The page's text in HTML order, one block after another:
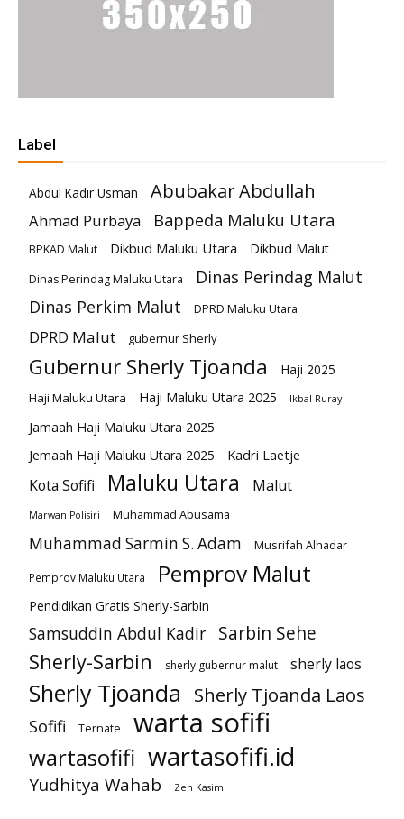
Label
Abdul Kadir Usman Abubakar Abdullah
Ahmad Purbaya Bappeda Maluku Utara
BPKAD Malut Dikbud Maluku Utara Dikbud Malut
Dinas Perindag Maluku Utara
Dinas Perindag Malut
Dinas Perkim Malut
DPRD Maluku Utara
DPRD Malut gubernur Sherly
Gubernur Sherly Tjoanda Haji 2025
Haji Maluku Utara Haji Maluku Utara 2025 Ikbal Ruray
Jamaah Haji Maluku Utara 2025
Jemaah Haji Maluku Utara 2025
Kadri Laetje
Kota Sofifi Maluku Utara Malut
Marwan Polisiri Muhammad Abusama
Muhammad Sarmin S. Adam Musrifah Alhadar
Pemprov Maluku Utara Pemprov Malut
Pendidikan Gratis Sherly-Sarbin
Samsuddin Abdul Kadir Sarbin Sehe
Sherly-Sarbin sherly gubernur malut sherly laos
Sherly Tjoanda Sherly Tjoanda Laos
Sofifi Ternate warta sofifi
wartasofifi wartasofifi.id
Yudhitya Wahab Zen Kasim